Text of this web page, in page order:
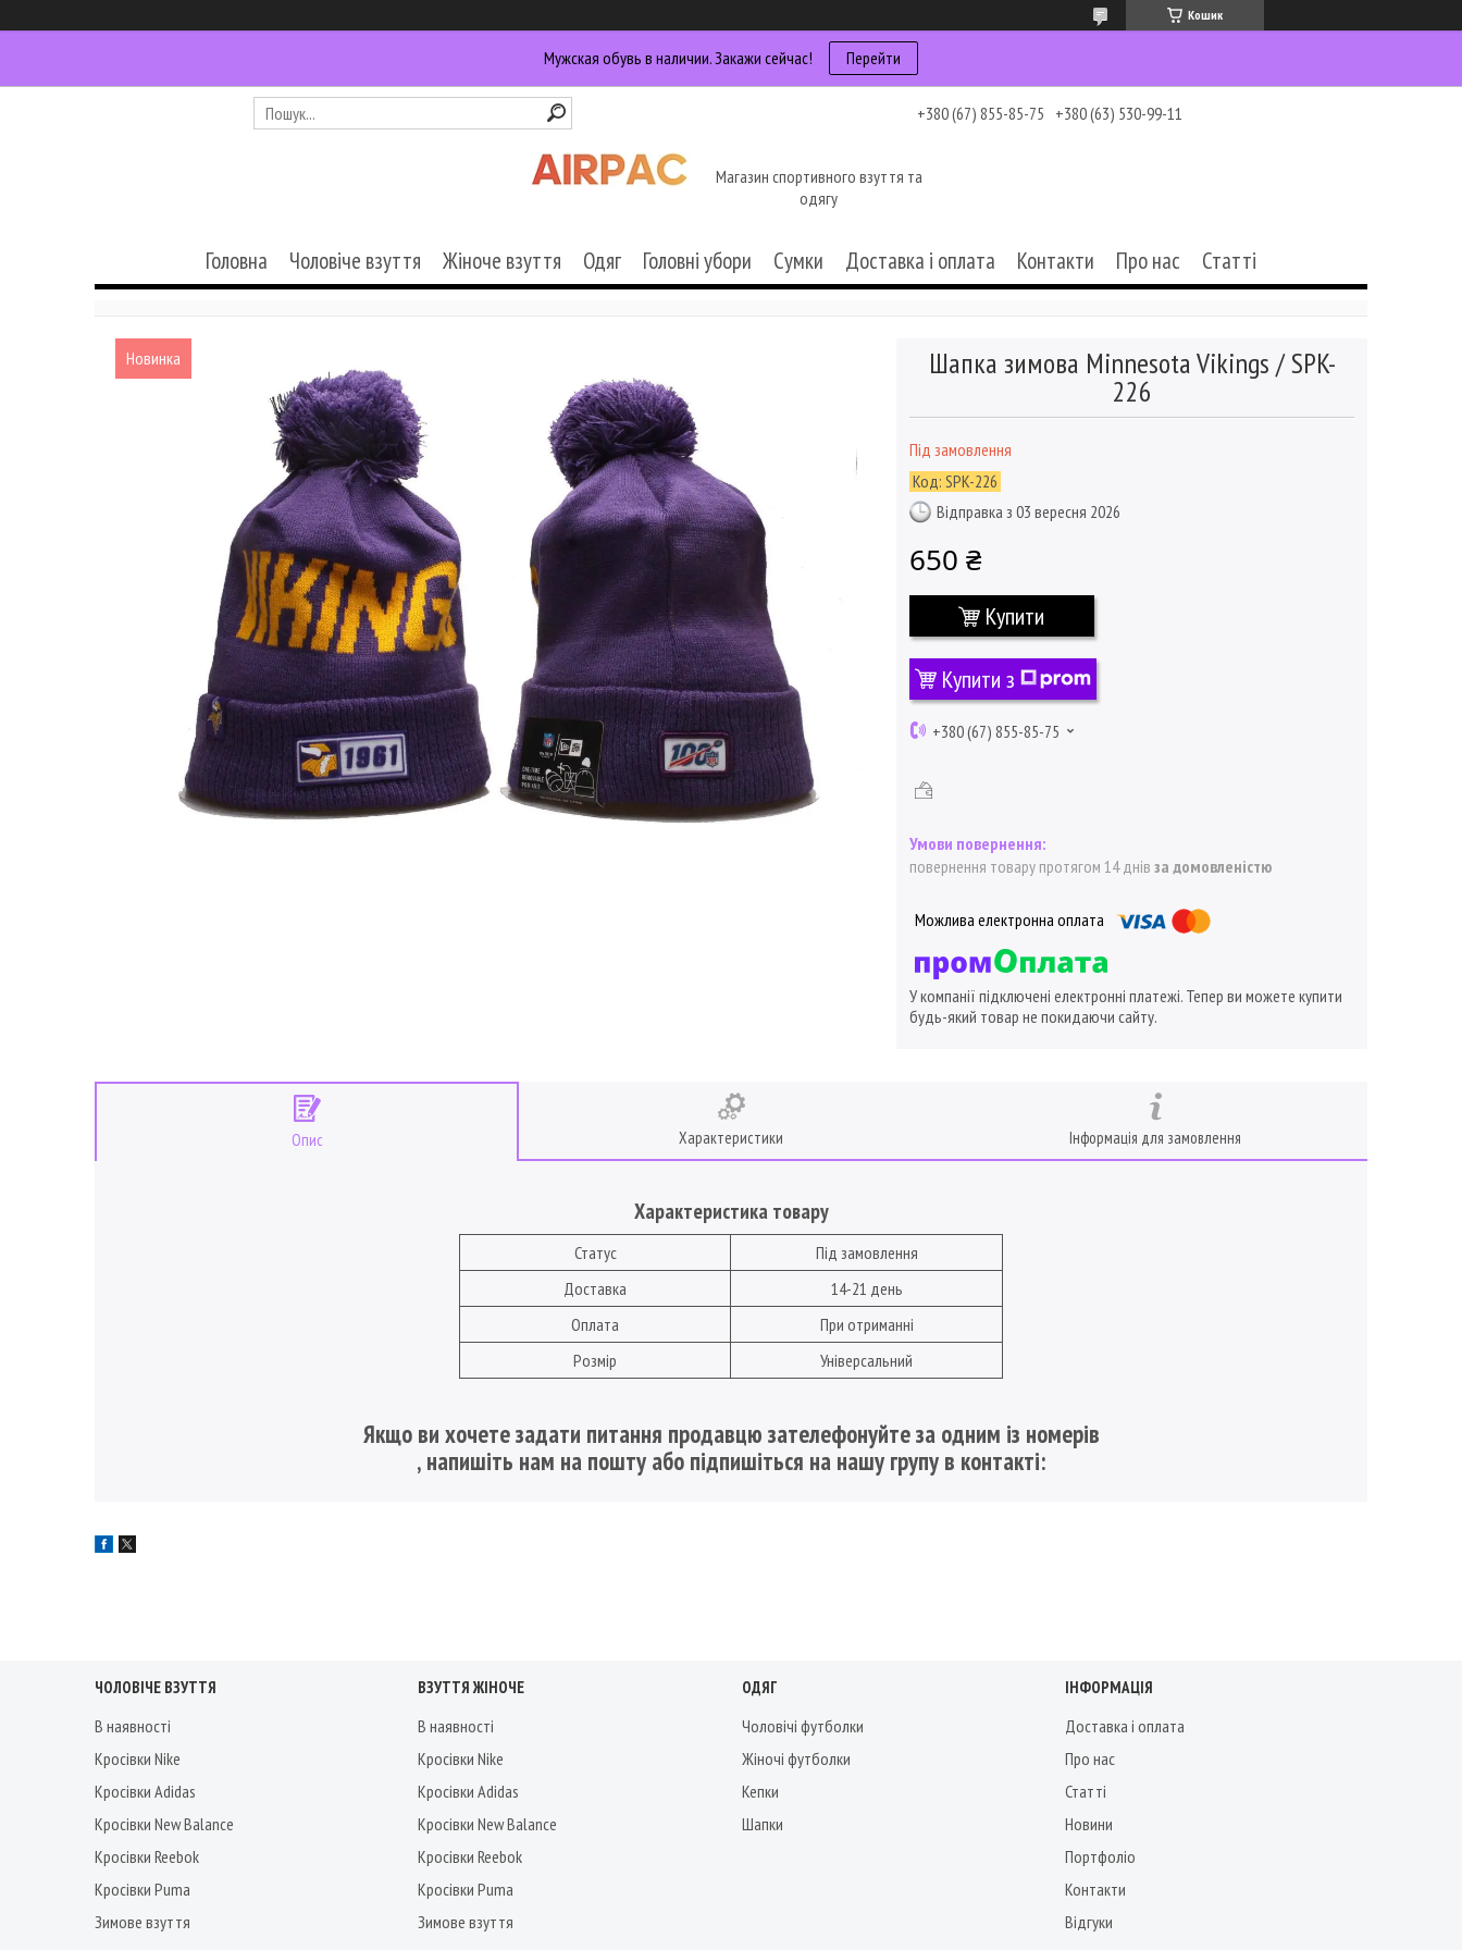
Кошик
Мужская обувь в наличии. Закажи сейчас! Перейти
+380 (67) 855-85-75 +380 (63) 530-99-11
Магазин спортивного взуття та
одягу
Головна Чоловіче взуття Жіноче взуття Одяг Головні убори Сумки Доставка і оплата Контакти Про нас Статті
Новинка Шапка зимова Minnesota Vikings / SPK-
226
Під замовлення
Код: SPK-226
Відправка з 03 вересня 2026
650 ₴
Купити
Купити з
+380 (67) 855-85-75
повернення товару протягом 14 днів за домовленістю
У компанії підключені електронні платежі. Тепер ви можете купити
будь-який товар не покидаючи сайту.
Опис Характеристики Інформація для замовлення
Характеристика товару
Статус
Під замовлення
Доставка
14-21 день
Оплата
При отриманні
Розмір
Універсальний
Якщо ви хочете задати питання продавцю зателефонуйте за одним із номерів
, напишіть нам на пошту або підпишіться на нашу групу в контакті:
ЧОЛОВІЧЕ ВЗУТТЯ
В наявності
Кросівки Nike
Кросівки Adidas
Кросівки New Balance
Кросівки Reebok
Кросівки Puma
Зимове взуття
ВЗУТТЯ ЖІНОЧЕ
В наявності
Кросівки Nike
Кросівки Adidas
Кросівки New Balance
Кросівки Reebok
Кросівки Puma
Зимове взуття
ОДЯГ
Чоловічі футболки
Жіночі футболки
Кепки
Шапки
ІНФОРМАЦІЯ
Доставка і оплата
Про нас
Статті
Новини
Портфоліо
Контакти
Відгуки